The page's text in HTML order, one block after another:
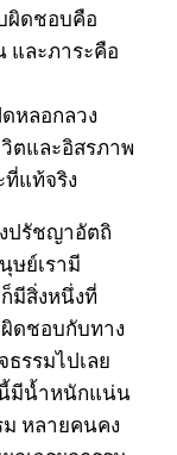
ผิดชอบคือ
และภาระคือ
ดหลอกลวง
ตและอิสรภาพ
ที่แท้จริง
ปรัชญาอัตถิ
ษย์เรามี
มีสิ่งหนึ่งที่
ผิดชอบกับทาง
รรมไปเลย
นี้มีน้ำหนักแน่น
ม หลายคนคง